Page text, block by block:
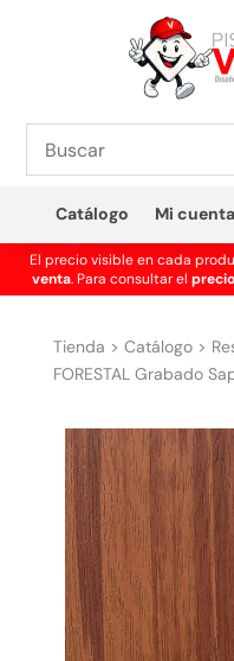
Catálogo Mi cuenta
El precio visible en cada
venta. Para consultar el
Tienda > Catálogo>
FORESTAL Grabado